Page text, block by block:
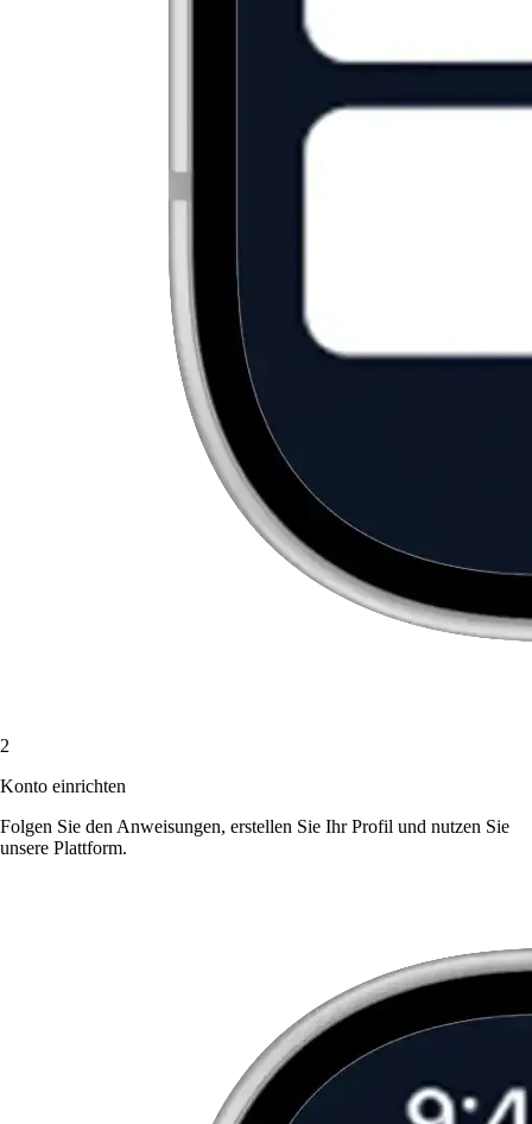
2
Konto einrichten
Folgen Sie den Anweisungen, erstellen Sie Ihr Profil und nutzen Sie
unsere Plattform.